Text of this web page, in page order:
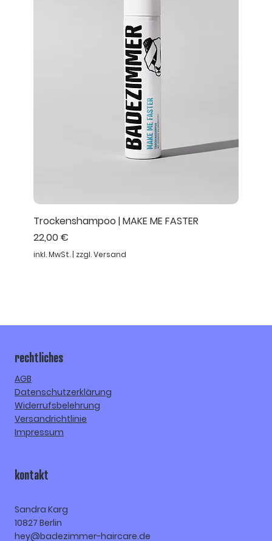
Trockenshampoo | MAKE ME FASTER
Preis
22,00 €
inkl. MwSt. | zzgl. Versand
rechtliches
AGB
Datenschutzerklärung
Widerrufsbelehrung
Versandrichtlinie
Impressum
Sandra Karg
10827 Berlin
hey@badezimmer-haircare.de
kontakt